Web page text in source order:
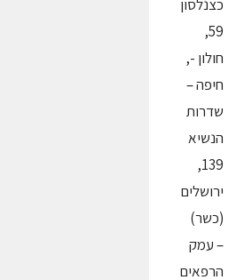
כצנלסון
59,
חולון -,
חיפה –
שדרות
הנשיא
139,
ירושלים
(כשר)
– עמק
הרפאים